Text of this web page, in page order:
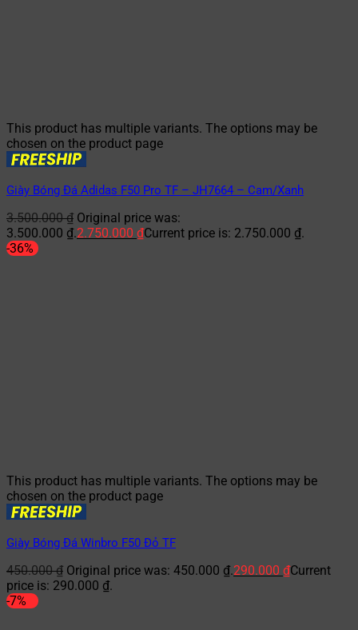
This product has multiple variants. The options may be
chosen on the product page
Giày Bóng Đá Adidas F50 Pro TF – JH7664 – Cam/Xanh
3.500.000₫ Original price was:
3.500.000 ₫.2.750.000 ₫Current price is: 2.750.000 ₫.
-36%
This product has multiple variants. The options may be
chosen on the product page
Giày Bóng Đá Winbro F50 Đỏ TF
450.000₫ Original price was: 450.000 ₫.290.000 ₫Current
price is: 290.000 ₫.
-7%